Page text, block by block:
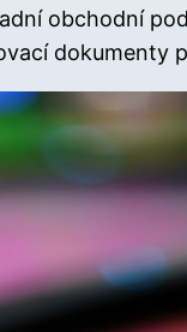
obchodní
dokumenty